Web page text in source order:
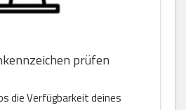
prüfen
die Verfügbarkeit deines